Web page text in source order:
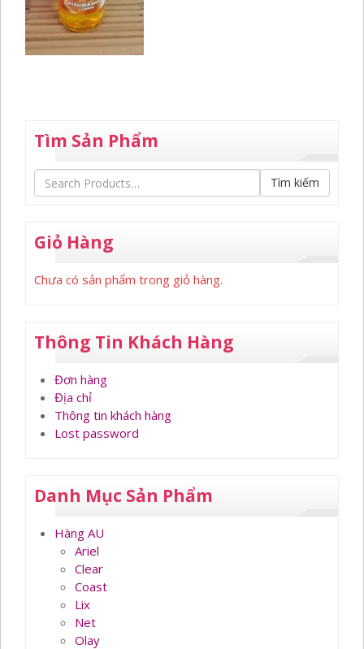
Tìm Sản Phẩm
Tìm kiếm
Giỏ Hàng
Chưa có sản phẩm trong giỏ hàng.
Thông Tin Khách Hàng
Đơn hàng
Địa chỉ
Thông tin khách hàng
Lost password
Danh Mục Sản Phẩm
Hàng AU
Ariel
Clear
Coast
Lix
Net
Olay